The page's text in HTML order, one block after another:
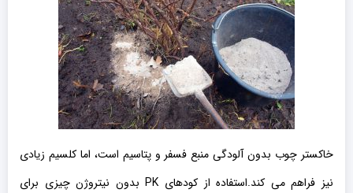
خاکستر چوب بدون آلودگی منبع فسفر و پتاسیم است، اما کلسیم زیادی
نیز فراهم می کند.
استفاده از کودهای PK بدون نیتروژن چیزی برای